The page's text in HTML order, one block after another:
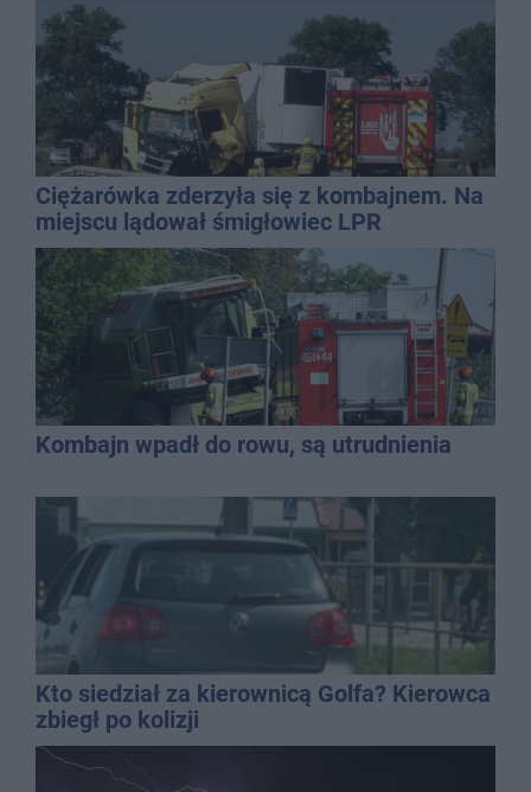
Ciężarówka zderzyła się z kombajnem. Na
miejscu lądował śmigłowiec LPR
Kombajn wpadł do rowu, są utrudnienia
Kto siedział za kierownicą Golfa? Kierowca
zbiegł po kolizji